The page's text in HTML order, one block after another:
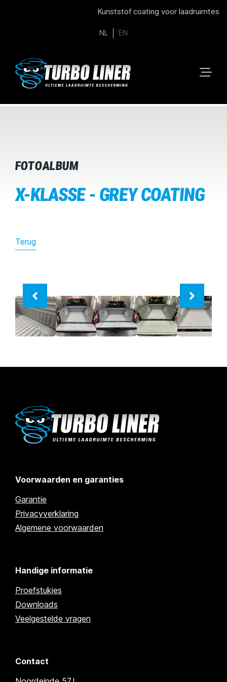
Kunststof coating voor laadruimtes
NL EN
FOTOALBUM
X-KLASSE - GREY COATING
Terug
Voorwaarden en garanties
Garantie
Privacyverklaring
Algemene voorwaarden
Handige informatie
Proefstukjes
Downloads
Veelgestelde vragen
Contact